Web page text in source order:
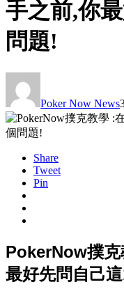
手之前,你
問題!
Poker Now News
Share
Tweet
Pin
PokerNow撲
最好先問自己